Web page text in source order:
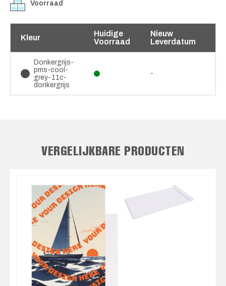
Voorraad
Kleur
Huidige
Voorraad
Nieuw
Leverdatum
Donkergrijs-
pms-cool-
grey-11c-
donkergrijs
-
VERGELIJKBARE PRODUCTEN